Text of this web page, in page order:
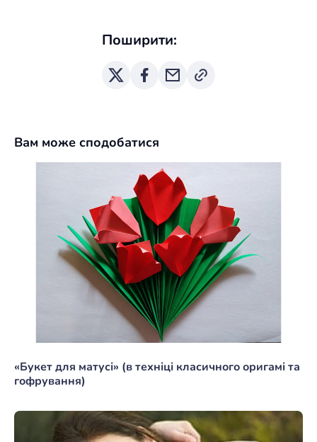
Поширити:
Вам може сподобатися
«Букет для матусі» (в техніці класичного оригамі та
гофрування)